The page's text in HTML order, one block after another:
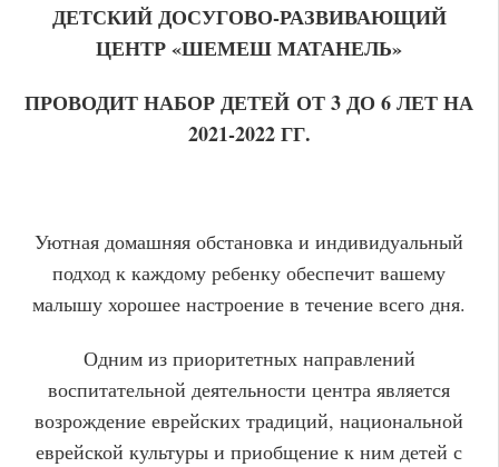
ДЕТСКИЙ ДОСУГОВО-РАЗВИВАЮЩИЙ
ЦЕНТР «ШЕМЕШ МАТАНЕЛЬ»
ПРОВОДИТ НАБОР ДЕТЕЙ ОТ 3 ДО 6 ЛЕТ НА
2021-2022 ГГ.
Уютная домашняя обстановка и индивидуальный
подход к каждому ребенку обеспечит вашему
малышу хорошее настроение в течение всего дня.
Одним из приоритетных направлений
воспитательной деятельности центра является
возрождение еврейских традиций, национальной
еврейской культуры и приобщение к ним детей с